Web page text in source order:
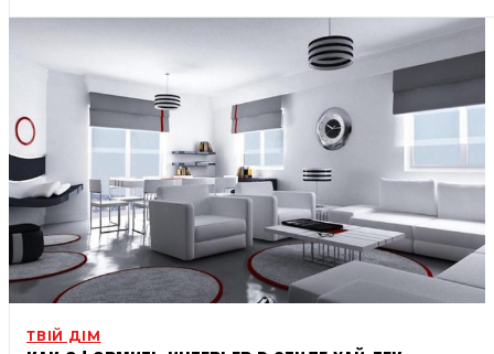
ТВІЙ ДІМ